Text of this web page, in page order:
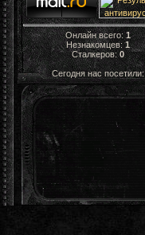
Онлайн всего:1
Незнакомцев:1
Сталкеров:0
Сегодня нас посетили: